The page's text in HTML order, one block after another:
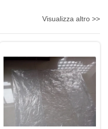
Visualizza altro >>